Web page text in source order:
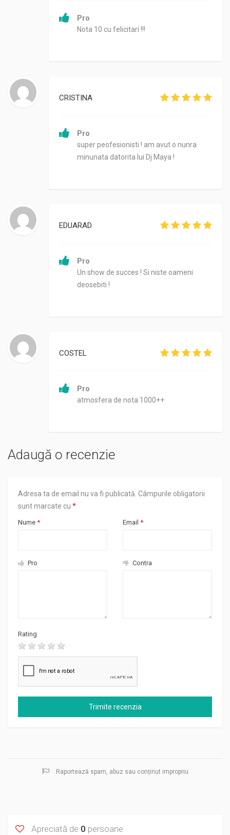
Pro
Nota 10 cu felicitari !!!
CRISTINA
Pro
super peofesionisti ! am avut o nunra
minunata datorita lui Dj Maya !
EDUARAD
Pro
Un show de succes ! Si niste oameni
deosebiti !
COSTEL
Pro
atmosfera de nota 1000++
Adaugă o recenzie
Adresa ta de email nu va fi publicată. Câmpurile obligatorii
sunt marcate cu *
Nume * Email *
Pro Contra
Rating
Raportează spam, abuz sau conținut impropriu
Apreciată de 0 persoane